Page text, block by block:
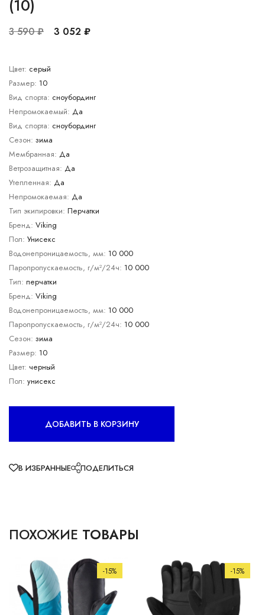
(10)
3 590 ₽ 3 052 ₽
Цвет: серый
Размер: 10
Вид спорта: сноубординг
Непромокаемый: Да
Вид спорта: сноубординг
Сезон: зима
Мембранная: Да
Ветрозащитная: Да
Утепленная: Да
Непромокаемая: Да
Тип экипировки: Перчатки
Бренд: Viking
Пол: Унисекс
Водонепроницаемость, мм: 10 000
Паропропускаемость, г/м²/24ч: 10 000
Тип: перчатки
Бренд: Viking
Водонепроницаемость, мм: 10 000
Паропропускаемость, г/м²/24ч: 10 000
Сезон: зима
Размер: 10
Цвет: черный
Пол: унисекс
ДОБАВИТЬ В КОРЗИНУ
В ИЗБРАННЫЕ ПОДЕЛИТЬСЯ
ПОХОЖИЕ ТОВАРЫ
-15% -15%